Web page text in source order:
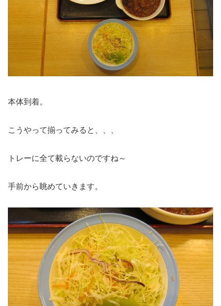
本体到着。
こうやって揃ってみると、、、
トレーに全て載らないのですね～
手前から眺めていきます。